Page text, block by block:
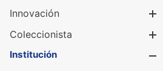
Innovación
Coleccionista
Institución